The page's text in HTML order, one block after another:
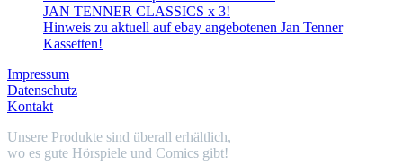
JAN TENNER CLASSICS x 3!
Hinweis zu aktuell auf ebay angebotenen Jan Tenner
Kassetten!
Impressum
Datenschutz
Kontakt
Unsere Produkte sind überall erhältlich,
wo es gute Hörspiele und Comics gibt!